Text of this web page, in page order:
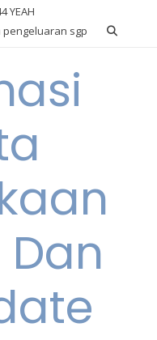
YEAH
pengeluaran sgp
Dan